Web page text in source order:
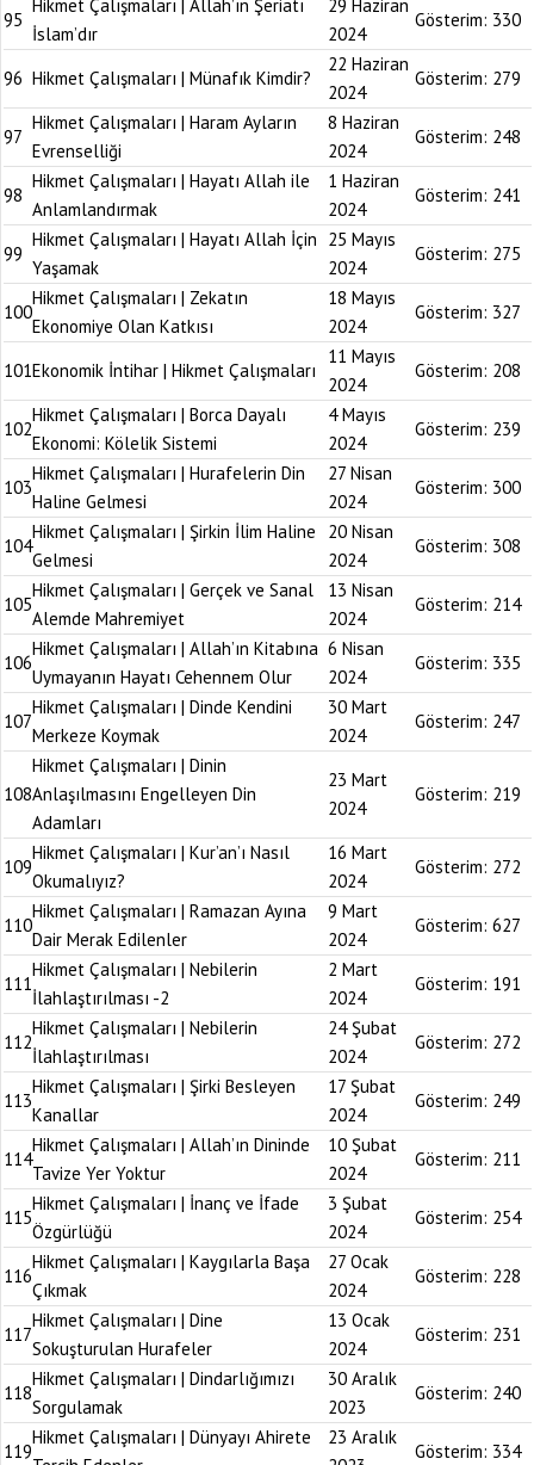
95
Hikmet Çalışmaları | Allah’ın Şeriatı
İslam’dır
29 Haziran
2024
Gösterim: 330
96 Hikmet Çalışmaları | Münafık Kimdir?
22 Haziran
2024
Gösterim: 279
97
Hikmet Çalışmaları | Haram Ayların
Evrenselliği
8 Haziran
2024
Gösterim: 248
98
Hikmet Çalışmaları | Hayatı Allah ile
Anlamlandırmak
1 Haziran
2024
Gösterim: 241
99
Hikmet Çalışmaları | Hayatı Allah İçin
Yaşamak
25 Mayıs
2024
Gösterim: 275
100
Hikmet Çalışmaları | Zekatın
Ekonomiye Olan Katkısı
18 Mayıs
2024
Gösterim: 327
101Ekonomik İntihar | Hikmet Çalışmaları
11 Mayıs
2024
Gösterim: 208
102
Hikmet Çalışmaları | Borca Dayalı
Ekonomi: Kölelik Sistemi
4 Mayıs
2024
Gösterim: 239
103
Hikmet Çalışmaları | Hurafelerin Din
Haline Gelmesi
27 Nisan
2024
Gösterim: 300
104
Hikmet Çalışmaları | Şirkin İlim Haline
Gelmesi
20 Nisan
2024
Gösterim: 308
105
Hikmet Çalışmaları | Gerçek ve Sanal
Alemde Mahremiyet
13 Nisan
2024
Gösterim: 214
106
Hikmet Çalışmaları | Allah’ın Kitabına
Uymayanın Hayatı Cehennem Olur
6 Nisan
2024
Gösterim: 335
107
Hikmet Çalışmaları | Dinde Kendini
Merkeze Koymak
30 Mart
2024
Gösterim: 247
108
Hikmet Çalışmaları | Dinin
Anlaşılmasını Engelleyen Din
Adamları
23 Mart
2024
Gösterim: 219
109
Hikmet Çalışmaları | Kur’an’ı Nasıl
Okumalıyız?
16 Mart
2024
Gösterim: 272
110
Hikmet Çalışmaları | Ramazan Ayına
Dair Merak Edilenler
9 Mart
2024
Gösterim: 627
111
Hikmet Çalışmaları | Nebilerin
İlahlaştırılması -2
2 Mart
2024
Gösterim: 191
112
Hikmet Çalışmaları | Nebilerin
İlahlaştırılması
24 Şubat
2024
Gösterim: 272
113
Hikmet Çalışmaları | Şirki Besleyen
Kanallar
17 Şubat
2024
Gösterim: 249
114
Hikmet Çalışmaları | Allah’ın Dininde
Tavize Yer Yoktur
10 Şubat
2024
Gösterim: 211
115
Hikmet Çalışmaları | İnanç ve İfade
Özgürlüğü
3 Şubat
2024
Gösterim: 254
116
Hikmet Çalışmaları | Kaygılarla Başa
Çıkmak
27 Ocak
2024
Gösterim: 228
117
Hikmet Çalışmaları | Dine
Sokuşturulan Hurafeler
13 Ocak
2024
Gösterim: 231
118
Hikmet Çalışmaları | Dindarlığımızı
Sorgulamak
30 Aralık
2023
Gösterim: 240
119
Hikmet Çalışmaları | Dünyayı Ahirete
23 Aralık
Gösterim: 334